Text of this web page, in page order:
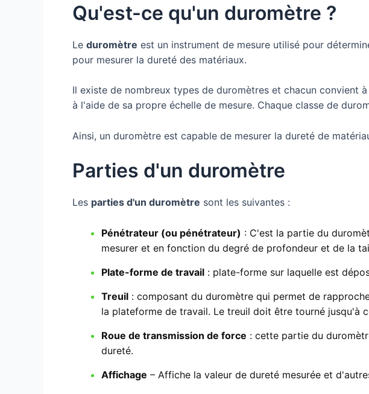
Qu'est-ce qu'un duromètre ?
Le duromètre est un instrument de mesure utilisé pour
pour mesurer la dureté des matériaux.
Il existe de nombreux types de duromètres et chacun convient
à l'aide de sa propre échelle de mesure. Chaque classe de
Ainsi, un duromètre est capable de mesurer la dureté de
Parties d'un duromètre
Les parties d'un duromètre sont les suivantes :
Pénétrateur (ou pénétrateur) : C'est la partie du
mesurer et en fonction du degré de profondeur et de la
Plate-forme de travail : plate-forme sur laquelle est
Treuil : composant du duromètre qui permet de
la plateforme de travail. Le treuil doit être tourné jusqu'à
Roue de transmission de force : cette partie du
dureté.
Affichage – Affiche la valeur de dureté mesurée et